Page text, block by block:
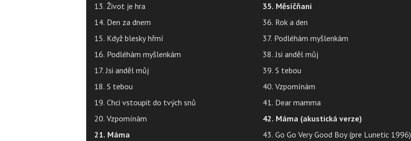
13. Život je hra
14. Den za dnem
15. Když blesky hřmí
16. Podléhám myšlenkám
17. Jsi anděl můj
18. S tebou
19. Chci vstoupit do tvých snů
20. Vzpomínám
21. Máma
35. Měsíčňani
36. Rok a den
37. Podléhám myšlenkám
38. Jsi anděl můj
39. S tebou
40. Vzpomínám
41. Dear mamma
42. Máma (akustická verze)
43. Go Go Very Good Boy (pre Lunetic 1996)